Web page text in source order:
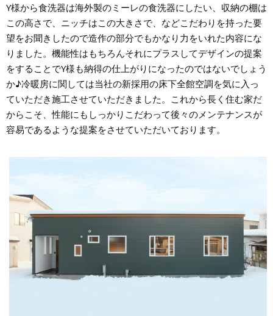
Y様から食洗器は海外製のミーレの食洗器にしたい、収納の棚は
この高さで、ニッチはこの大きさで、などこだわりを持った要
望をお聞きしたので造作の部分でもかなり力をいれた内容にな
りました。機能性はもちろんそれにプラスしてデザインの提案
をすることでY様も納得の仕上がりになったのではないでしょう
か♪冷暖房に関しては当社の新採用の床下全館空調を気に入っ
ていただき施工させていただきました。これから長く住む家だ
からこそ、性能にもしっかりこだわって後々のメンテナンスが
容易であるような提案をさせていただいております。